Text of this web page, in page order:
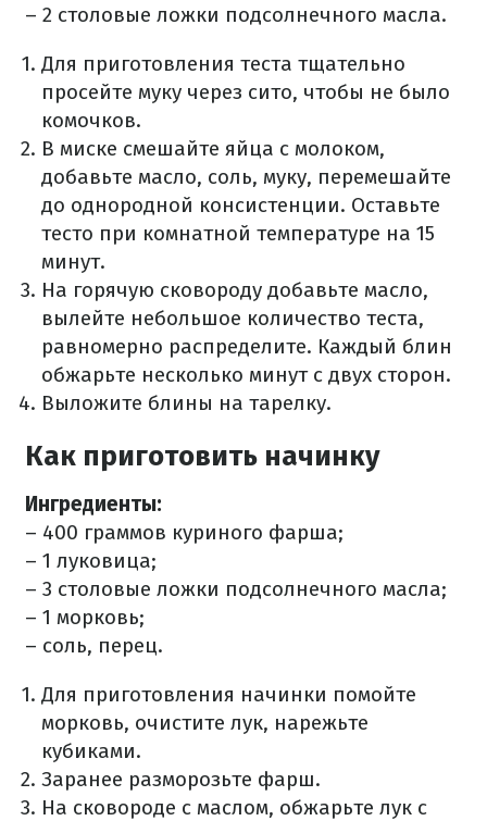
– 2 столовые ложки подсолнечного масла.
Для приготовления теста тщательно
просейте муку через сито, чтобы не было
комочков.
В миске смешайте яйца с молоком,
добавьте масло, соль, муку, перемешайте
до однородной консистенции. Оставьте
тесто при комнатной температуре на 15
минут.
На горячую сковороду добавьте масло,
вылейте небольшое количество теста,
равномерно распределите. Каждый блин
обжарьте несколько минут с двух сторон.
Выложите блины на тарелку.
Как приготовить начинку
Ингредиенты:
– 400 граммов куриного фарша;
– 1 луковица;
– 3 столовые ложки подсолнечного масла;
– 1 морковь;
– соль, перец.
Для приготовления начинки помойте
морковь, очистите лук, нарежьте
кубиками.
Заранее разморозьте фарш.
На сковороде с маслом, обжарьте лук с